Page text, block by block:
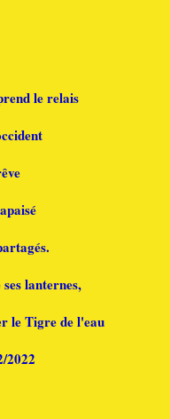
le relais
lanternes,
le Tigre de l'eau
2022